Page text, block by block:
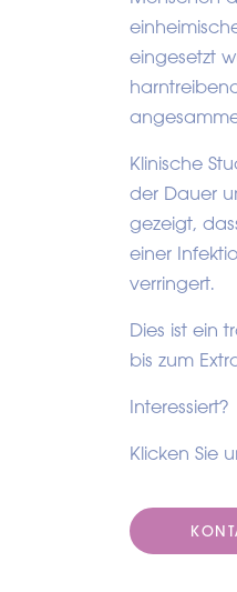
eingesetzt
Klinische
der Dauer
gezeigt,
einer
verringert.
Dies ist ein
bis zum
Interessiert?
Klicken Sie